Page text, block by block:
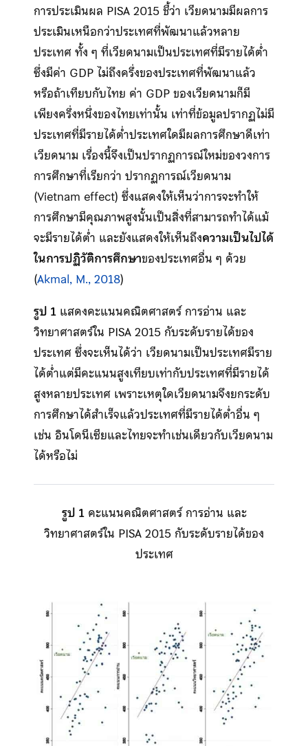
การประเมินผล PISA 2015 ชี้ว่า เวียดนามมีผลการ
ประเมินเหนือกว่าประเทศที่พัฒนาแล้วหลาย
ประเทศ ทั้ง ๆ ที่เวียดนามเป็นประเทศที่มีรายได้ต่ำ
ซึ่งมีค่า GDP ไม่ถึงครึ่งของประเทศที่พัฒนาแล้ว
หรือถ้าเทียบกับไทย ค่า GDP ของเวียดนามก็มี
เพียงครึ่งหนึ่งของไทยเท่านั้น เท่าที่ข้อมูลปรากฏไม่มี
ประเทศที่มีรายได้ต่ำประเทศใดมีผลการศึกษาดีเท่า
เวียดนาม เรื่องนี้จึงเป็นปรากฏการณ์ใหม่ของวงการ
การศึกษาที่เรียกว่า ปรากฏการณ์เวียดนาม
(Vietnam effect) ซึ่งแสดงให้เห็นว่าการจะทำให้
การศึกษามีคุณภาพสูงนั้นเป็นสิ่งที่สามารถทำได้แม้
จะมีรายได้ต่ำ และยังแสดงให้เห็นถึงความเป็นไปได้
ในการปฏิวัติการศึกษาของประเทศอื่น ๆ ด้วย
(Akmal, M., 2018)
รูป 1แสดงคะแนนคณิตศาสตร์ การอ่าน และ
วิทยาศาสตร์ใน PISA 2015 กับระดับรายได้ของ
ประเทศ ซึ่งจะเห็นได้ว่า เวียดนามเป็นประเทศมีราย
ได้ต่ำแต่มีคะแนนสูงเทียบเท่ากับประเทศที่มีรายได้
สูงหลายประเทศ เพราะเหตุใดเวียดนามจึงยกระดับ
การศึกษาได้สำเร็จแล้วประเทศที่มีรายได้ต่ำอื่น ๆ
เช่น อินโดนีเซียและไทยจะทำเช่นเดียวกับเวียดนาม
ได้หรือไม่
รูป 1คะแนนคณิตศาสตร์ การอ่าน และ
วิทยาศาสตร์ใน PISA 2015 กับระดับรายได้ของ
ประเทศ